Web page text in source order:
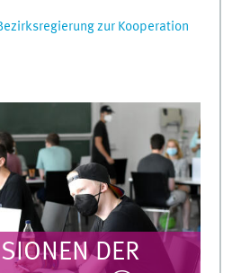
zur Kooperation
DER